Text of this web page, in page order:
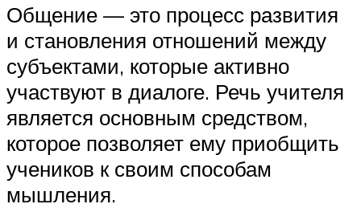
Общение — это процесс развития
и становления отношений между
субъектами, которые активно
участвуют в диалоге. Речь учителя
является основным средством,
которое позволяет ему приобщить
учеников к своим способам
мышления.